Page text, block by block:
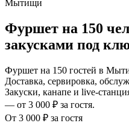
Фуршет на 150
закусками под
Фуршет на 150 гостей в
Доставка, сервировка,
Закуски, канапе и live-
— от 3 000 ₽ за гостя.
От 3 000 ₽ за гостя